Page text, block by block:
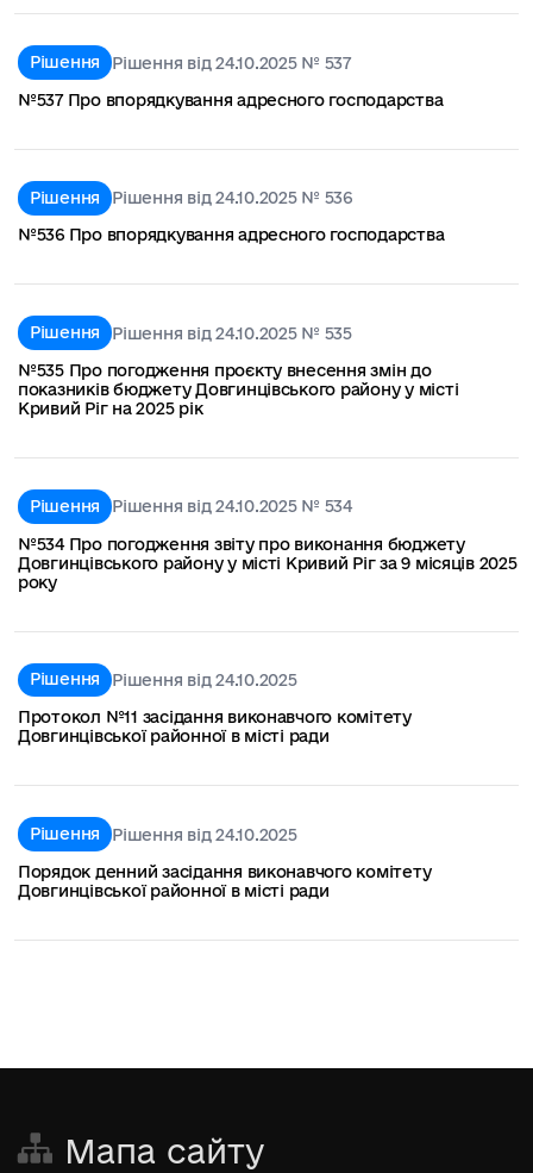
Рішення
Рішення від 24.10.2025 № 537
№537 Про впорядкування адресного господарства
Рішення
Рішення від 24.10.2025 № 536
№536 Про впорядкування адресного господарства
Рішення
Рішення від 24.10.2025 № 535
№535 Про погодження проєкту внесення змін до
показників бюджету Довгинцівського району у місті
Кривий Ріг на 2025 рік
Рішення
Рішення від 24.10.2025 № 534
№534 Про погодження звіту про виконання бюджету
Довгинцівського району у місті Кривий Ріг за 9 місяців 2025
року
Рішення
Рішення від 24.10.2025
Протокол №11 засідання виконавчого комітету
Довгинцівської районної в місті ради
Рішення
Рішення від 24.10.2025
Порядок денний засідання виконавчого комітету
Довгинцівської районної в місті ради
Мапа сайту